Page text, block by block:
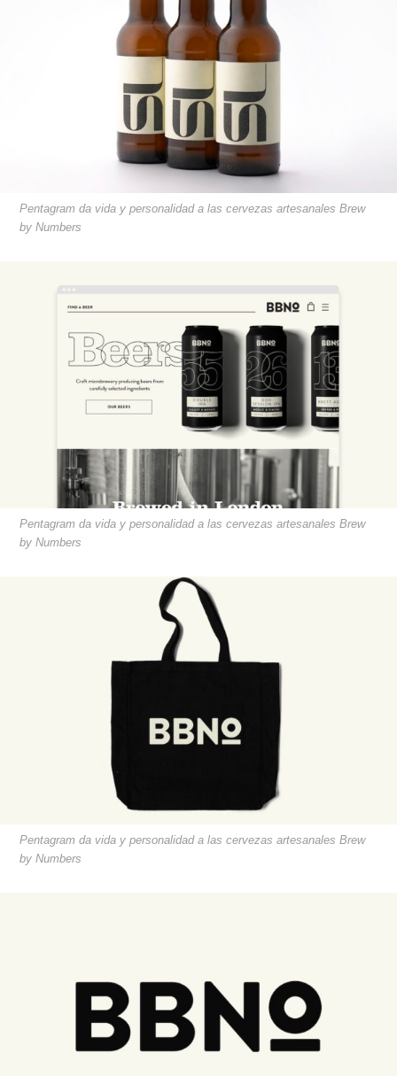
Pentagram da vida y personalidad a las cervezas artesanales Brew
by Numbers
Pentagram da vida y personalidad a las cervezas artesanales Brew
by Numbers
Pentagram da vida y personalidad a las cervezas artesanales Brew
by Numbers